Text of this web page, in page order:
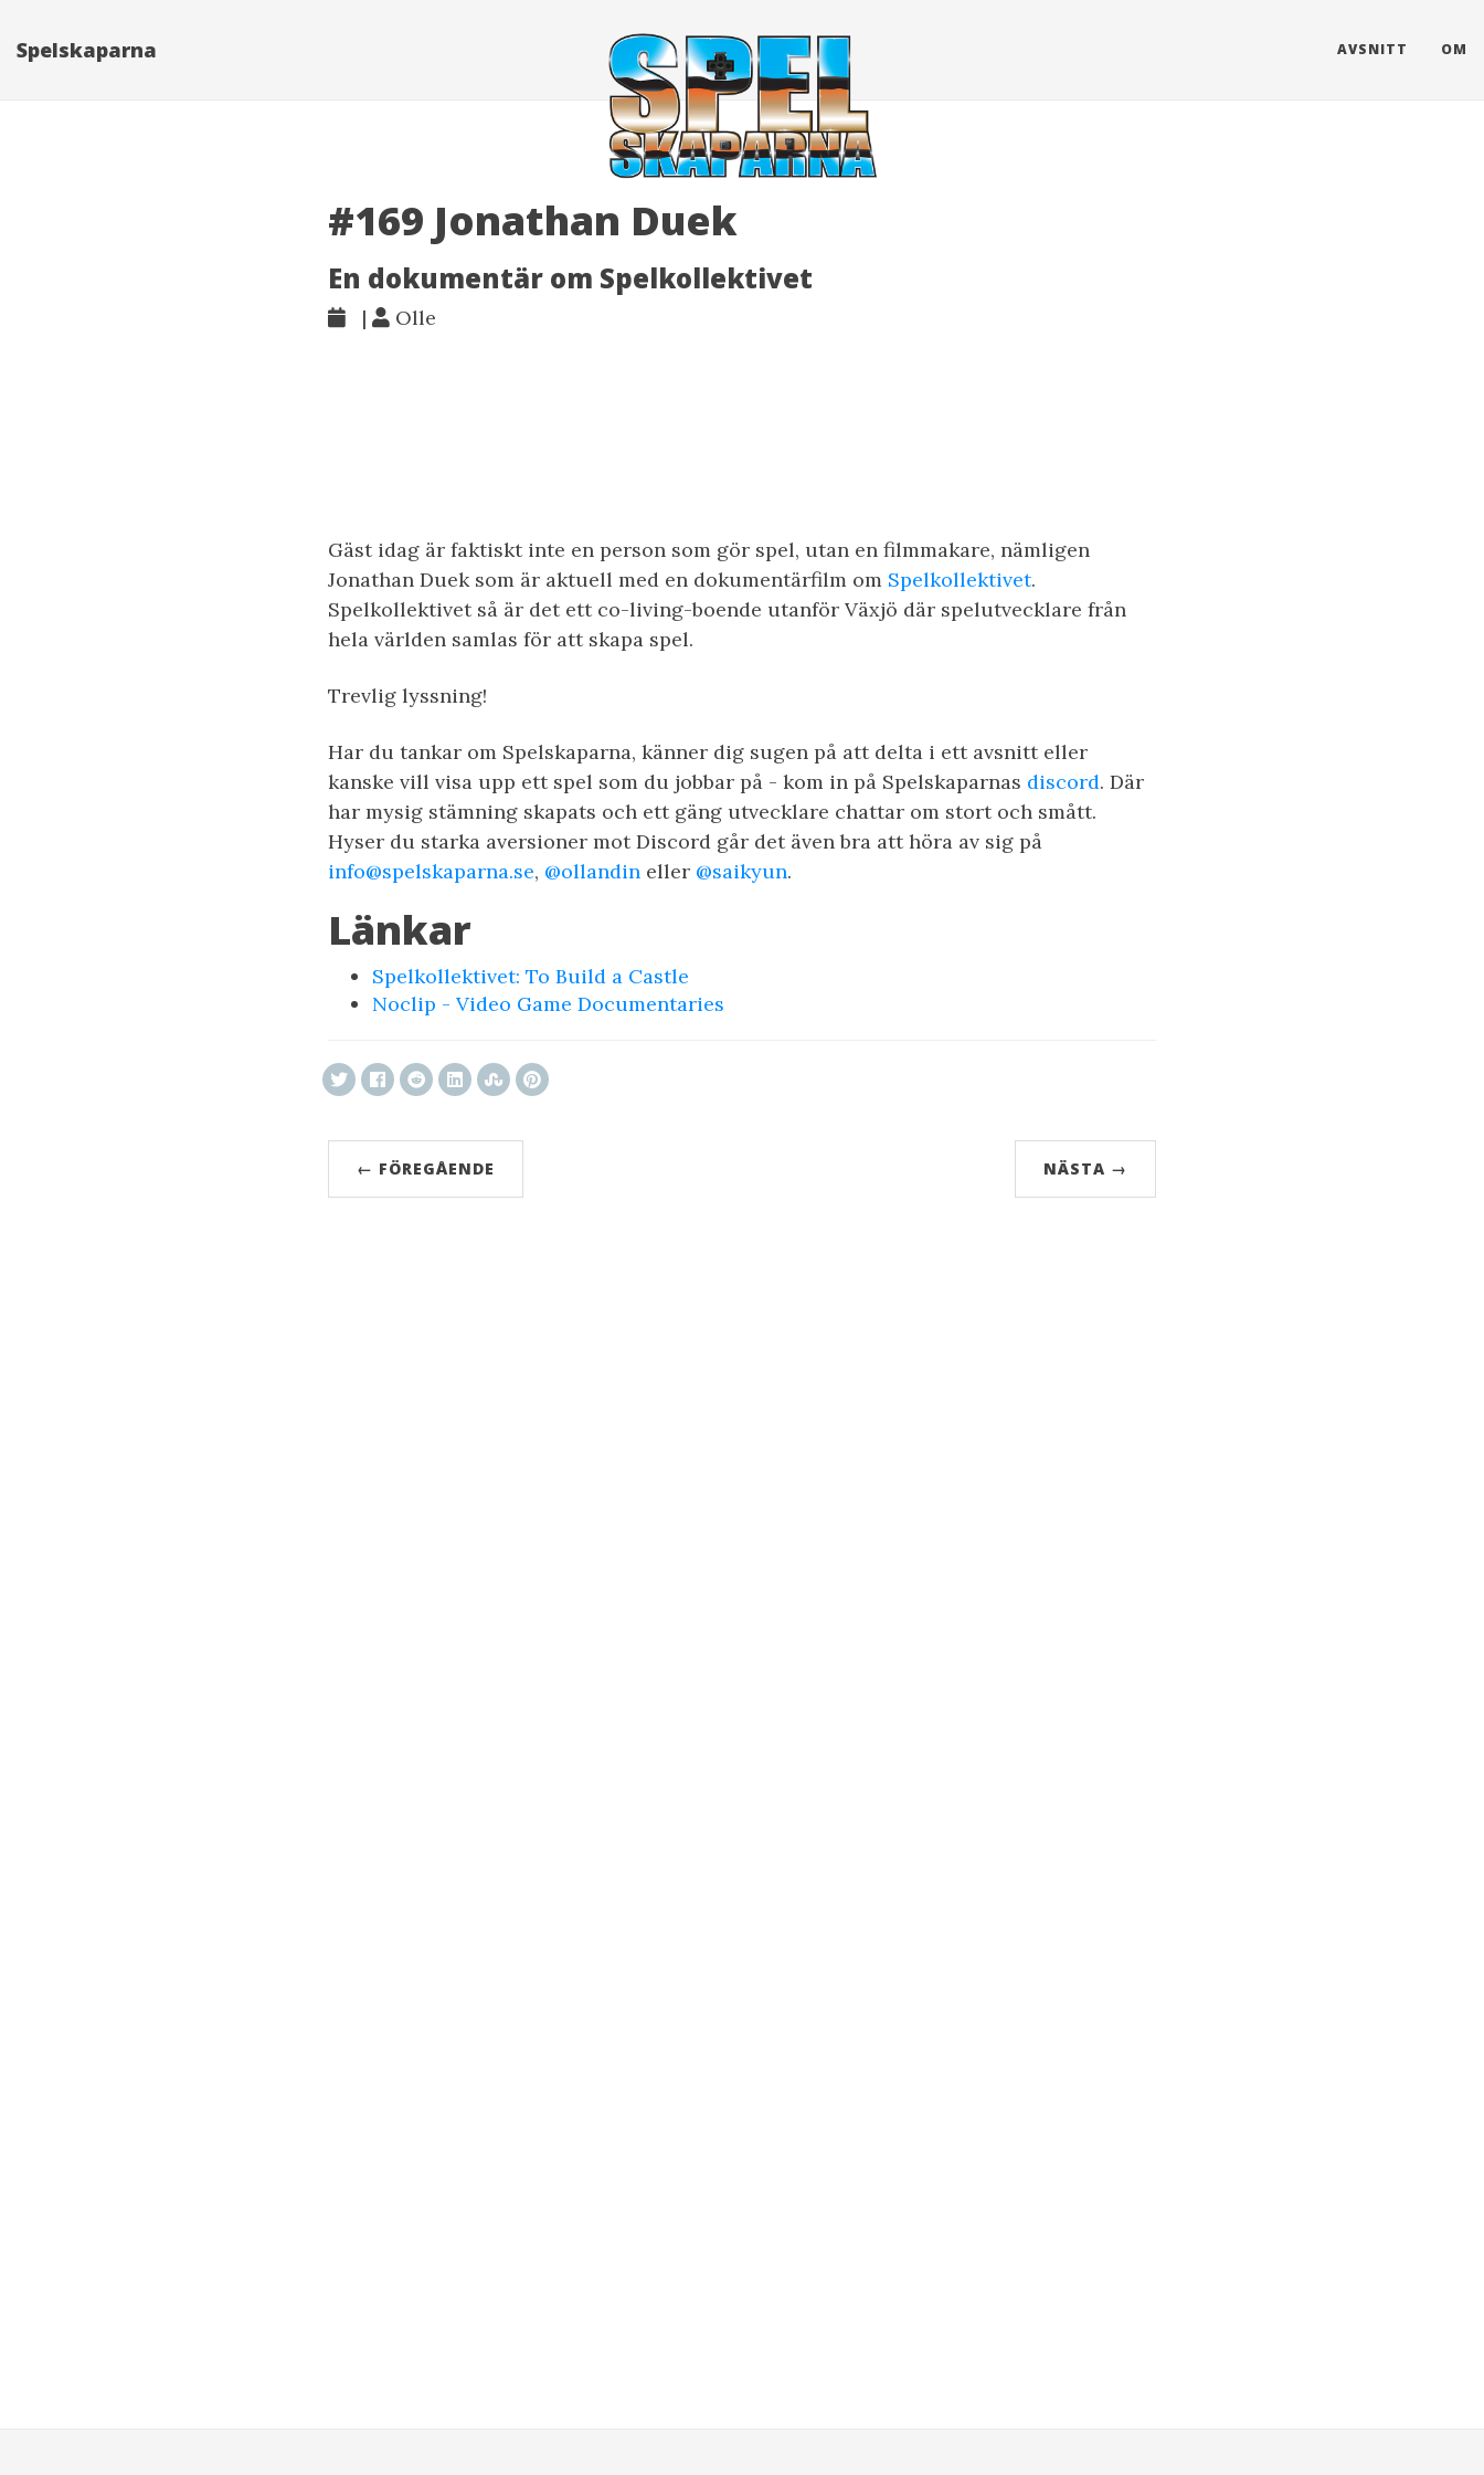
Spelskaparna AVSNITT OM
#169 Jonathan Duek
En dokumentär om Spelkollektivet
| Olle
Gäst idag är faktiskt inte en person som gör spel, utan en filmmakare, nämligen
Jonathan Duek som är aktuell med en dokumentärfilm om Spelkollektivet.
Spelkollektivet så är det ett co-living-boende utanför Växjö där spelutvecklare från
hela världen samlas för att skapa spel.
Trevlig lyssning!
Har du tankar om Spelskaparna, känner dig sugen på att delta i ett avsnitt eller
kanske vill visa upp ett spel som du jobbar på - kom in på Spelskaparnas discord. Där
har mysig stämning skapats och ett gäng utvecklare chattar om stort och smått.
Hyser du starka aversioner mot Discord går det även bra att höra av sig på
info@spelskaparna.se, @ollandin eller @saikyun.
Länkar
Spelkollektivet: To Build a Castle
Noclip - Video Game Documentaries
← FÖREGÅENDE NÄSTA →